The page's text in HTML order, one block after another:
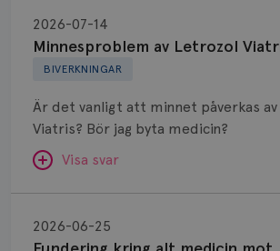
BIVERKNINGAR
Minnesproblem av Letrozol
2026-07-14
Är det vanligt att minnet påverkas
Viatris? Bör jag byta medicin?
Visa svar
SVAR:
Letrozol
Viatris?
2026-06-25
kring